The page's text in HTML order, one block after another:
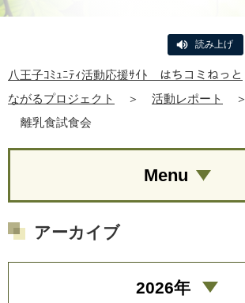
読み上げ
八王子ｺﾐｭﾆﾃｨ活動応援ｻｲﾄ はちコミねっと
ながるプロジェクト
＞ 活動レポート ＞
離乳食試食会
Menu
アーカイブ
2026年